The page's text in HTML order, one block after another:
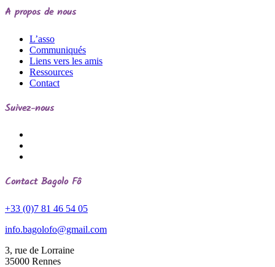
A propos de nous
L’asso
Communiqués
Liens vers les amis
Ressources
Contact
Suivez-nous
Contact Bagolo Fô
+33 (0)7 81 46 54 05
info.bagolofo@gmail.com
3, rue de Lorraine
35000 Rennes